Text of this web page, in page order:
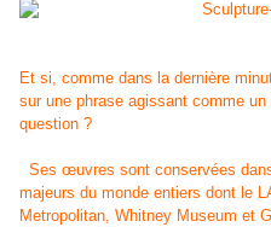
Et si, comme dans la dernière
sur une phrase agissant comme un
question ?
Ses œuvres sont conservées
majeurs du monde entiers dont le
Metropolitan, Whitney Museum et